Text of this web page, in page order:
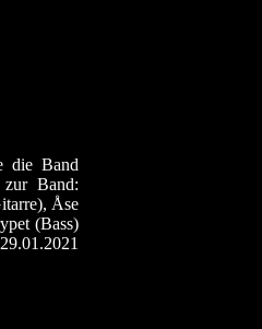
die Band
Band:
Åse
(Bass)